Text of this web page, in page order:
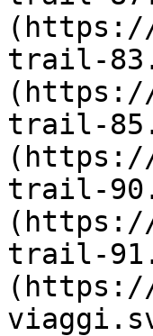
(https://
trail-
(https://
trail-
(https://
trail-
(https://
trail-
(https://